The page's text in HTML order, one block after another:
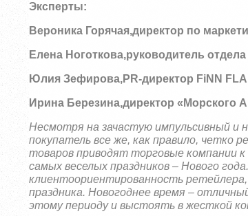
Эксперты:
Вероника Горячая,директор по
Елена Ноготкова,руководитель
Юлия Зефирова,PR-директор FiNN
Ирина Березина,директор «Морского
Несмотря на зачастую импульсивный и
покупатель все же, как правило, четко
товаров приводят торговые компании к
самых веселых праздников – Нового
клиентоориентированность
праздника. Новогоднее время –
этому периоду и выстоять в жесткой